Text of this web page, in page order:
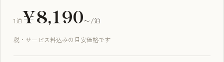
1泊¥8,190〜/泊
税・サービス料込みの目安価格です